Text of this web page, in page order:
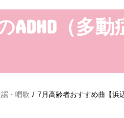
ADHD（多
謡・唱歌 7月高齢者おすすめ曲【浜